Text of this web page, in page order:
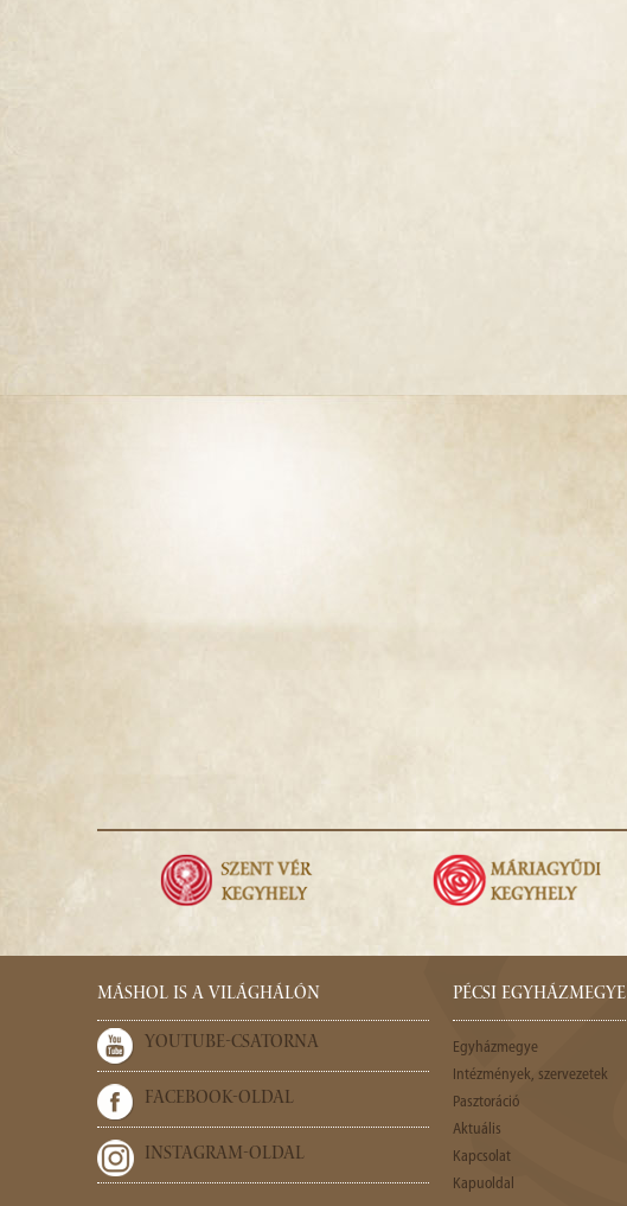
MÁSHOL IS A VILÁGHÁLÓN
YOUTUBE-CSATORNA
FACEBOOK-OLDAL
INSTAGRAM-OLDAL
PÉCSI EGYHÁZMEGYE
Egyházmegye
Intézmények, szervezetek
Pasztoráció
Aktuális
Kapcsolat
Kapuoldal